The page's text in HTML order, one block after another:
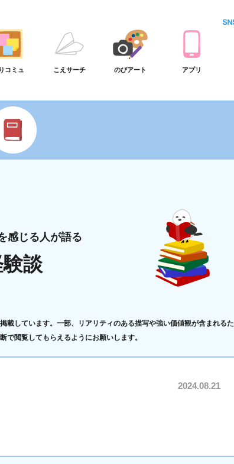
コミュ こえサーチ のびアート アプリ
感じる人が語る
談
載しています。一部、リアリティのある描写や強い価値観が含まれるた
で閲覧してもらえるようにお願いします。
2024.08.21